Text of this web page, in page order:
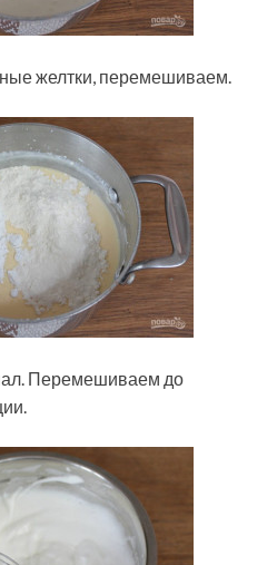
желтки, перемешиваем.
Перемешиваем до